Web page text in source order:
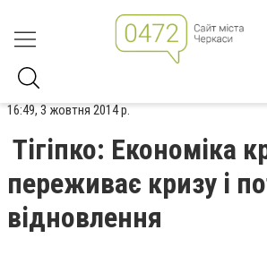
16:49, 3 жовтня 2014 р.
Тігіпко: Економіка
переживає кризу і
відновлення